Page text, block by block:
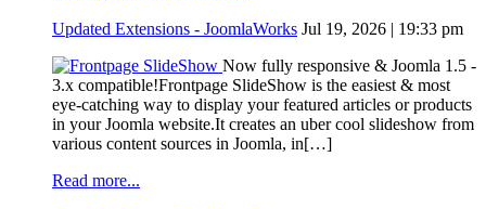
Updated Extensions - JoomlaWorks Jul 19, 2026 | 19:33 pm
Now fully responsive & Joomla 1.5 -
3.x compatible!Frontpage SlideShow is the easiest & most
eye-catching way to display your featured articles or products
in your Joomla website.It creates an uber cool slideshow from
various content sources in Joomla, in[…]
Read more...